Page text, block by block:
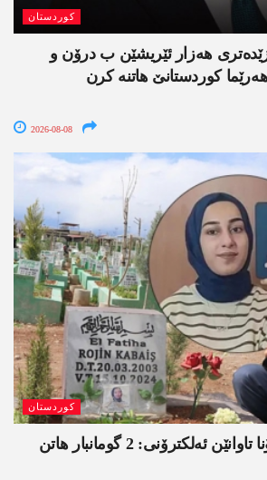
کوردستان
ھەزار ئێریشێن ب درۆن و
کوردستانێ ھاتنە کرن
2026-08-08
کوردستان
ل ئامەدێ ئۆپەراسیۆنا تاوانێن ئەلکترۆنی: 2 گومانبار ھاتن